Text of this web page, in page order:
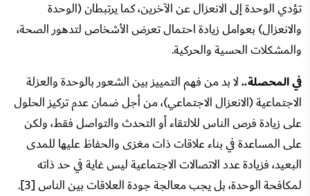
تؤدي الوحدة إلى الانعزال عن الآخرين، كما يرتبطان (الوحدة
والانعزال) بعوامل زيادة احتمال تعرض الأشخاص لتدهور الصحة،
والمشكلات الحسية والحركية.
في المحصلة..لا بد من فهم التمييز بين الشعور بالوحدة والعزلة
الاجتماعية (الانعزال الاجتماعي)، من أجل ضمان عدم تركيز الحلول
على زيادة فرص الناس للالتقاء أو التحدث والتواصل فقط، ولكن
على المساعدة في بناء علاقات ذات مغزى والحفاظ عليها للمدى
البعيد، فزيادة عدد الاتصالات الاجتماعية ليس غاية في حد ذاته
لمكافحة الوحدة، بل يجب معالجة جودة العلاقات بين الناس [3].